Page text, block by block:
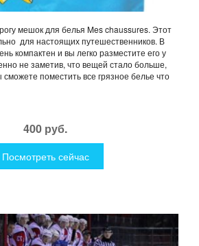
мешок для белья Mes chaussures. Этот
для настоящих путешественников. В
компактен и вы легко разместите его у
не заметив, что вещей стало больше,
поместить все грязное белье что
400 руб.
Посмотреть сейчас